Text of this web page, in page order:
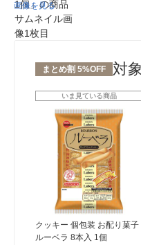
画像を見る
まとめ割 5%OFF 対
いま見ている商品
クッキー 個包装 お配り菓子
ルーベラ 8本入 1個